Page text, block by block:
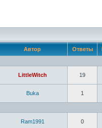
Автор Ответы
LittleWitch 19
Buka 1
Ram1991 0